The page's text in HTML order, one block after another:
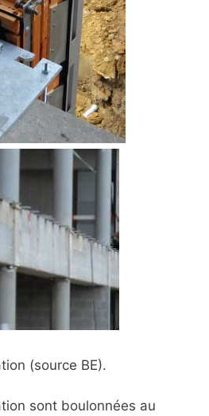
(source BE).
sont boulonnées au